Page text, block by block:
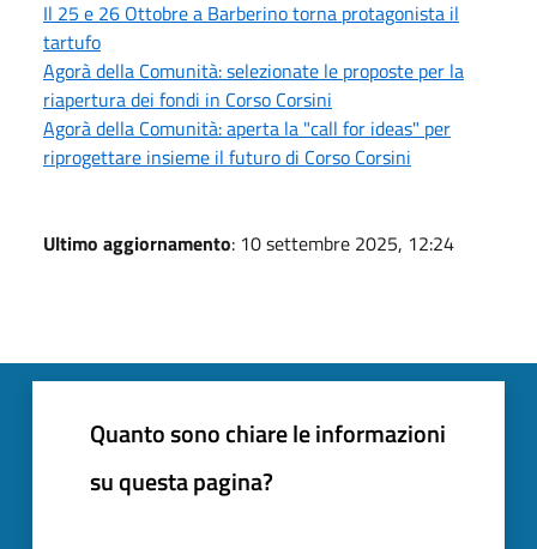
Il 25 e 26 Ottobre a Barberino torna protagonista il
tartufo
Agorà della Comunità: selezionate le proposte per la
riapertura dei fondi in Corso Corsini
Agorà della Comunità: aperta la "call for ideas" per
riprogettare insieme il futuro di Corso Corsini
Ultimo aggiornamento: 10 settembre 2025, 12:24
Quanto sono chiare le informazioni
su questa pagina?